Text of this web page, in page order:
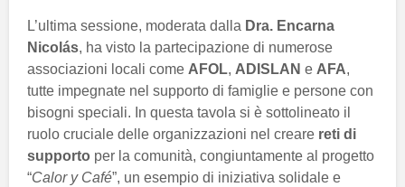
L’ultima sessione, moderata dalla Dra. Encarna
Nicolás, ha visto la partecipazione di numerose
associazioni locali come AFOL, ADISLAN e AFA,
tutte impegnate nel supporto di famiglie e persone con
bisogni speciali. In questa tavola si è sottolineato il
ruolo cruciale delle organizzazioni nel creare reti di
supporto per la comunità, congiuntamente al progetto
“Calor y Café”, un esempio di iniziativa solidale e